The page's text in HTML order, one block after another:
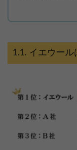
イエウール